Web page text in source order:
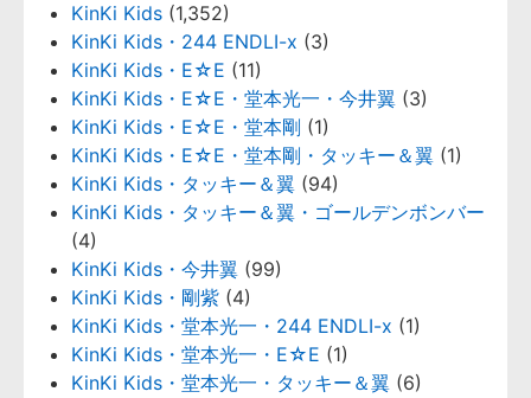
KinKi Kids (1,352)
KinKi Kids・244 ENDLI-x (3)
KinKi Kids・E☆E (11)
KinKi Kids・E☆E・堂本光一・今井翼 (3)
KinKi Kids・E☆E・堂本剛 (1)
KinKi Kids・E☆E・堂本剛・タッキー＆翼 (1)
KinKi Kids・タッキー＆翼 (94)
KinKi Kids・タッキー＆翼・ゴールデンボンバー
(4)
KinKi Kids・今井翼 (99)
KinKi Kids・剛紫 (4)
KinKi Kids・堂本光一・244 ENDLI-x (1)
KinKi Kids・堂本光一・E☆E (1)
KinKi Kids・堂本光一・タッキー＆翼 (6)